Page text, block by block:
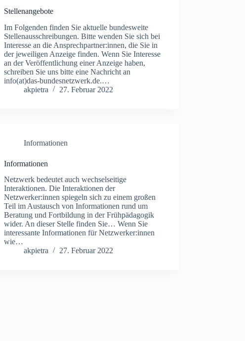
Stellenangebote
Im Folgenden finden Sie aktuelle bundesweite
Stellenausschreibungen. Bitte wenden Sie sich bei
Interesse an die Ansprechpartner:innen, die Sie in
der jeweiligen Anzeige finden. Wenn Sie Interesse
an der Veröffentlichung einer Anzeige haben,
schreiben Sie uns bitte eine Nachricht an
info(at)das-bundesnetzwerk.de.…
akpietra
27. Februar 2022
Informationen
Informationen
Netzwerk bedeutet auch wechselseitige
Interaktionen. Die Interaktionen der
Netzwerker:innen spiegeln sich zu einem großen
Teil im Austausch von Informationen rund um
Beratung und Fortbildung in der Frühpädagogik
wider. An dieser Stelle finden Sie… Wenn Sie
interessante Informationen für Netzwerker:innen
wie…
akpietra
27. Februar 2022